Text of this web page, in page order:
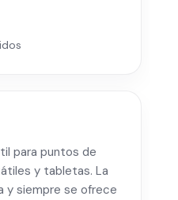
para puntos de
y tabletas. La
y siempre se ofrece